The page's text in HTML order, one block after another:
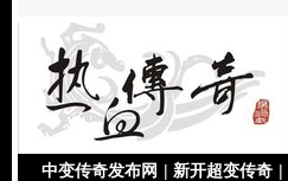
中变传奇发布网 | 新开超变传奇 |